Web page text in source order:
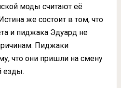
моды считают её
же состоит в том, что
и пиджака Эдуард не
Пиджаки
что они пришли на смену
езды.